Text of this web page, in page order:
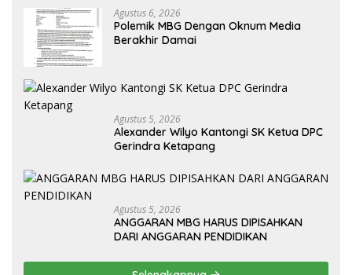
Agustus 6, 2026
Polemik MBG Dengan Oknum Media
Berakhir Damai
Agustus 5, 2026
Alexander Wilyo Kantongi SK Ketua DPC
Gerindra Ketapang
Agustus 5, 2026
ANGGARAN MBG HARUS DIPISAHKAN
DARI ANGGARAN PENDIDIKAN